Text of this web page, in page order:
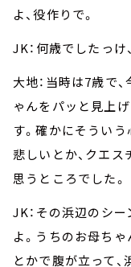
よ、役作りで。
JK：何歳でしたっけ
大地：当時は7歳で
ゃんをパッと見上
す。確かにそうい
悲しいとか、クエ
思うところでした。
JK：その浜辺のシ
よ。うちのお母ち
とかで腹が立って、